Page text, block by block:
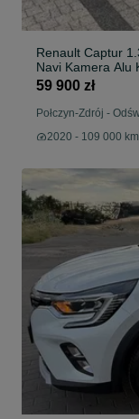
Renault Captur
Navi Kamera Alu
59 900 zł
Połczyn-Zdrój -
2020 - 109 000 km